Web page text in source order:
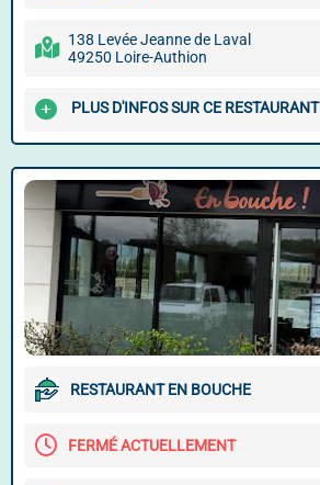
138 Levée Jeanne de Laval
49250 Loire-Authion
PLUS D'INFOS SUR CE RESTAURANT
RESTAURANT EN BOUCHE
FERMÉ ACTUELLEMENT